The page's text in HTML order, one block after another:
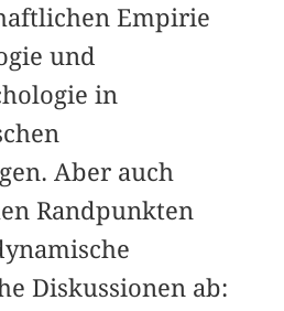
Empirie
und
in
Aber auch
Randpunkten
Diskussionen ab: